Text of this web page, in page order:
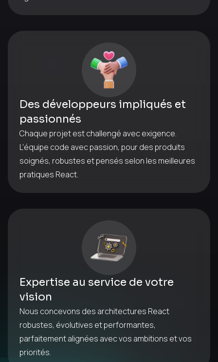
Des développeurs impliqués et
passionnés
Chaque projet est challengé avec exigence.
L’équipe code avec passion, pour des produits
soignés, robustes et pensés selon les meilleures
pratiques React.
Expertise au service de votre
vision
Nous concevons des architectures React
robustes, évolutives et performantes,
parfaitement alignées avec vos ambitions et vos
priorités.